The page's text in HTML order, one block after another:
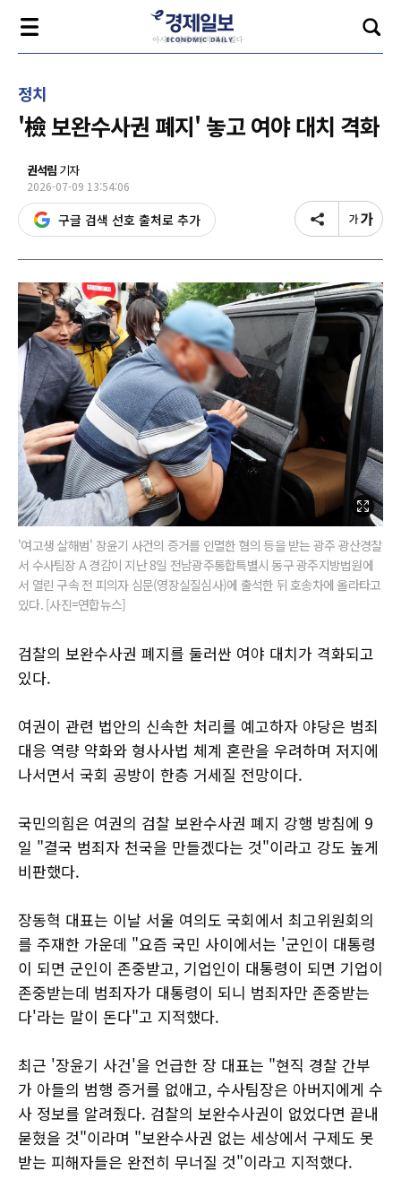
정치
'檢 보완수사권 폐지' 놓고 여야 대치 격화
권석림 기자
2026-07-09 13:54:06
구글 검색 선호 출처로 추가
'여고생 살해범' 장윤기 사건의 증거를 인멸한 혐의 등을 받는 광주 광산경찰
서 수사팀장 A 경감이 지난 8일 전남광주통합특별시 동구 광주지방법원에
서 열린 구속 전 피의자 심문(영장실질심사)에 출석한 뒤 호송차에 올라타고
있다. [사진=연합뉴스]
검찰의 보완수사권 폐지를 둘러싼 여야 대치가 격화되고
있다.
여권이 관련 법안의 신속한 처리를 예고하자 야당은 범죄
대응 역량 약화와 형사사법 체계 혼란을 우려하며 저지에
나서면서 국회 공방이 한층 거세질 전망이다.
국민의힘은 여권의 검찰 보완수사권 폐지 강행 방침에 9
일 "결국 범죄자 천국을 만들겠다는 것"이라고 강도 높게
비판했다.
장동혁 대표는 이날 서울 여의도 국회에서 최고위원회의
를 주재한 가운데 "요즘 국민 사이에서는 '군인이 대통령
이 되면 군인이 존중받고, 기업인이 대통령이 되면 기업이
존중받는데 범죄자가 대통령이 되니 범죄자만 존중받는
다'라는 말이 돈다"고 지적했다.
최근 '장윤기 사건'을 언급한 장 대표는 "현직 경찰 간부
가 아들의 범행 증거를 없애고, 수사팀장은 아버지에게 수
사 정보를 알려줬다. 검찰의 보완수사권이 없었다면 끝내
묻혔을 것"이라며 "보완수사권 없는 세상에서 구제도 못
받는 피해자들은 완전히 무너질 것"이라고 지적했다.